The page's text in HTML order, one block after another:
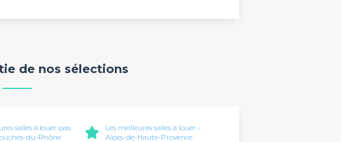
de nos sélections
salles à louer pas
du-Rhône
Les meilleures salles à louer -
Alpes-de-Haute-Provence